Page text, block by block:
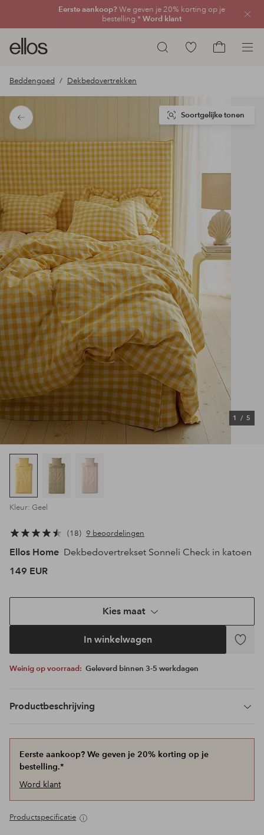
Eerste aankoop?We geven je 20% korting op je
bestelling.* Word klant
Zoeken
Ellos
logo
ga
de
voorpagina
Ga
producten
Beddengoed Dekbedovertrekken
Terug
1 / 5
Soortgelijke tonen
Kleur: Geel
18 9 beoordelingen
Ellos Home Dekbedovertrekset Sonneli Check in katoen
149 EUR
Kies maat
In winkelwagen
Weinig op voorraad: Geleverd binnen 3-5 werkdagen
Productbeschrijving
Eerste aankoop? We geven je 20% korting op je
bestelling.*
Word klant
Productspecificatie